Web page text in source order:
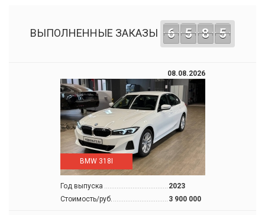
ВЫПОЛНЕННЫЕ ЗАКАЗЫ 6 5 8 5
08.08.2026
BMW 318I
Год выпуска
2023
Стоимость/руб.
3 900 000